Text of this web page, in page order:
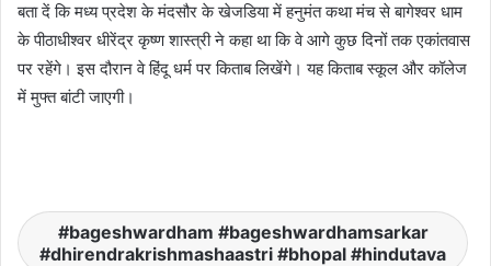
बता दें कि मध्य प्रदेश के मंदसौर के खेजडिया में हनुमंत कथा मंच से बागेश्वर धाम
के पीठाधीश्वर धीरेंद्र कृष्ण शास्त्री ने कहा था कि वे आगे कुछ दिनों तक एकांतवास
पर रहेंगे। इस दौरान वे हिंदू धर्म पर किताब लिखेंगे। यह किताब स्कूल और कॉलेज
में मुफ्त बांटी जाएगी।
bageshwardham #bageshwardhamsarkar
#dhirendrakrishmashaastri #bhopal #hindutava